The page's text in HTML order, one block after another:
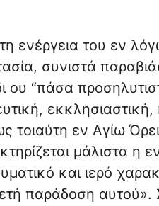
ενέργεια του εν
συνιστά
ου “πάσα
εκκλησιαστική,
τοιαύτη εν Αγίω
μάλιστα η
και ιερό
παράδοση αυτού».